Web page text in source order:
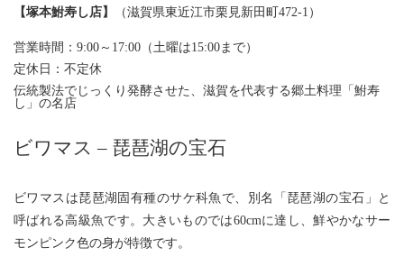
【塚本鮒寿し店】 （滋賀県東近江市栗見新田町472-1）
営業時間：9:00～17:00（土曜は15:00まで）
定休日：不定休
伝統製法でじっくり発酵させた、滋賀を代表する郷土料理「鮒寿
し」の名店
ビワマス – 琵琶湖の宝石
ビワマスは琵琶湖固有種のサケ科魚で、別名「琵琶湖の宝石」と
呼ばれる高級魚です。大きいものでは60cmに達し、鮮やかなサー
モンピンク色の身が特徴です。